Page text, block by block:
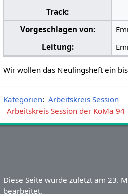
Track:
Vorgeschlagen von:
Leitung:
Wir wollen das Neulingsheft ein
Kategorien: Arbeitskreis Session
Arbeitskreis Session der KoMa 94
Diese Seite wurde zuletzt am 23.
bearbeitet.